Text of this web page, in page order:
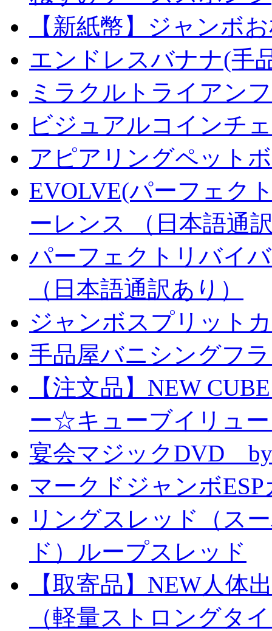
【新紙幣】ジャンボ
エンドレスバナナ(手
ミラクルトライアン
ビジュアルコインチ
アピアリングペット
EVOLVE(パーフェク
ーレンス （日本語通
パーフェクトリバイ
（日本語通訳あり）
ジャンボスプリット
手品屋バニシングフ
【注文品】NEW
ー☆キューブイリュ
宴会マジックDVD
マークドジャンボ
リングスレッド（ス
ド）ループスレッド
【取寄品】NEW人体
（軽量ストロングタ